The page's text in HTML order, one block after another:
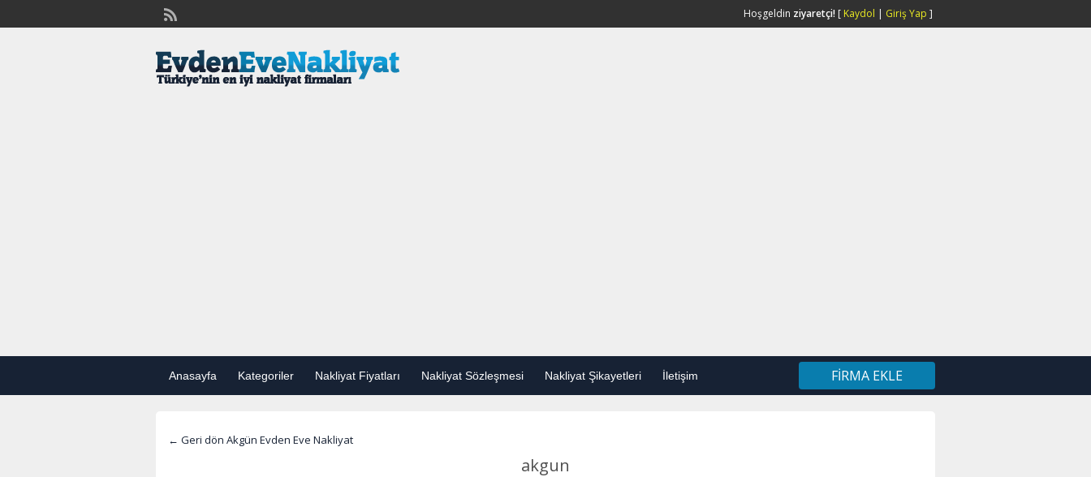
Hoşgeldin ziyaretçi! [ Kaydol | Giriş Yap ]
Anasayfa Kategoriler Nakliyat Fiyatları Nakliyat Sözleşmesi Nakliyat Şikayetleri İletişim FIRMA EKLE
← Geri dön Akgün Evden Eve Nakliyat
akgun